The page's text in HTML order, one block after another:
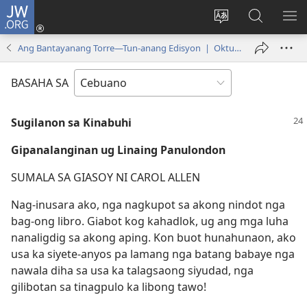
JW.ORG
Ilisi
ang
pinulongan
sa
site
Log
(mo-
open
ug
Pangitaa
sa
JW.ORG
Ang Bantayanang Torre—Tun-anang Edisyon | Oktubre 1, 2000
BASAHA SA
Sugilanon sa Kinabuhi
Gipanalanginan ug Linaing Panulondon
SUMALA SA GIASOY NI CAROL ALLEN
Nag-inusara ako, nga nagkupot sa akong nindot nga
bag-ong libro. Giabot kog kahadlok, ug ang mga luha
nanaligdig sa akong aping. Kon buot hunahunaon, ako
usa ka siyete-anyos pa lamang nga batang babaye nga
nawala diha sa usa ka talagsaong siyudad, nga
gilibotan sa tinagpulo ka libong tawo!